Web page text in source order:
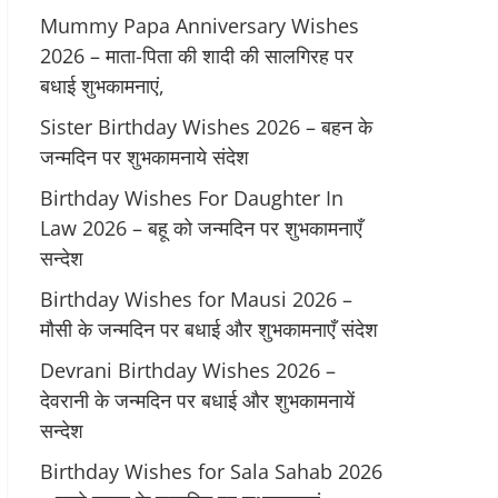
Mummy Papa Anniversary Wishes
2026 – माता-पिता की शादी की सालगिरह पर
बधाई शुभकामनाएं,
Sister Birthday Wishes 2026 – बहन के
जन्मदिन पर शुभकामनाये संदेश
Birthday Wishes For Daughter In
Law 2026 – बहू को जन्मदिन पर शुभकामनाएँ
सन्देश
Birthday Wishes for Mausi 2026 –
मौसी के जन्मदिन पर बधाई और शुभकामनाएँ संदेश
Devrani Birthday Wishes 2026 –
देवरानी के जन्मदिन पर बधाई और शुभकामनायें
सन्देश
Birthday Wishes for Sala Sahab 2026